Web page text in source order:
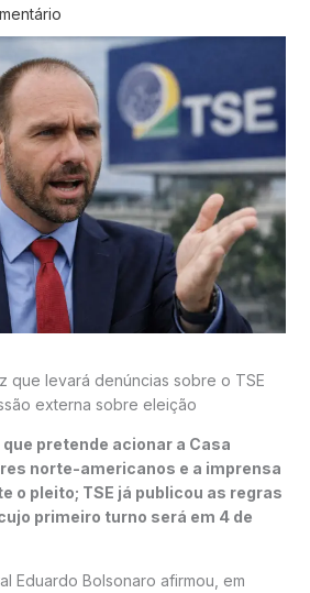
que levará denúncias sobre o TSE
externa sobre eleição
pretende acionar a Casa
norte-americanos e a imprensa
o pleito; TSE já publicou as regras
primeiro turno será em 4 de
Eduardo Bolsonaro afirmou, em